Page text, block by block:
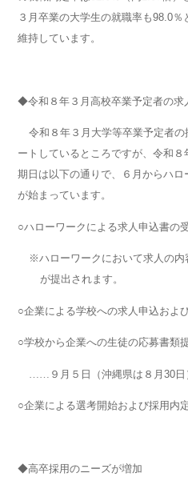
３月卒業の大学生の就職率も98.0％
維持しています。
◆令和８年３月高校卒業予定者の求
令和８年３月大学等卒業予定者
ートしているところですが、令和
期日は以下の通りで、６月からハ
が始まっています。
○ハローワークによる求人申込書
※ハローワークにおいて求人の内
が提出されます。
○企業による学校への求人申込お
○学校から企業への生徒の応募書類
……９月５日（沖縄県は８月30日
○企業による選考開始および採用内
◆高卒採用のニーズが増加